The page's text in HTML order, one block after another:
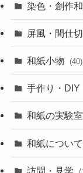
染色・創作
屏風・間仕切
和紙小物 (40)
手作り・DIY
和紙の実験室
和紙につい
訪問・見学